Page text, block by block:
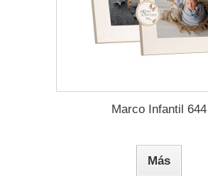
Marco Infantil 644
Más